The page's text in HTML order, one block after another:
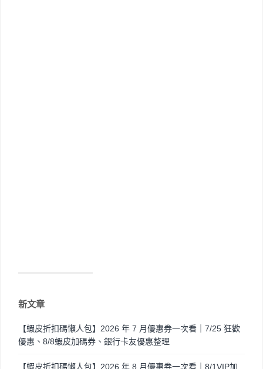
新文章
【蝦皮折扣碼懶人包】2026 年 7 月優惠券一次看｜7/25 狂歡
優惠、8/8蝦皮加碼券、銀行卡友優惠整理
【蝦皮折扣碼懶人包】2026 年 8 月優惠券一次看｜8/1VIP加